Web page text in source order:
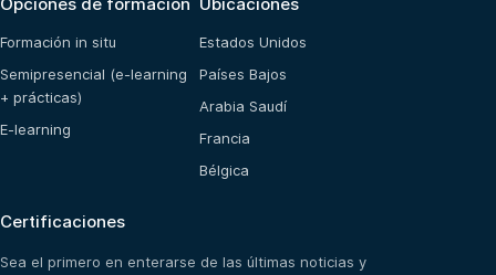
Formación in situ
Semipresencial (e-learning
+ prácticas)
E-learning
Estados Unidos
Países Bajos
Arabia Saudí
Francia
Bélgica
Certificaciones
Sea el primero en enterarse de las últimas noticias y